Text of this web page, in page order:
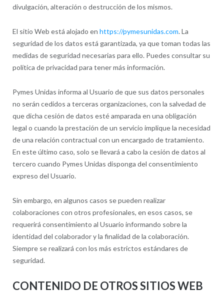
divulgación, alteración o destrucción de los mismos.
El sitio Web está alojado en https://pymesunidas.com. La
seguridad de los datos está garantizada, ya que toman todas las
medidas de seguridad necesarias para ello. Puedes consultar su
política de privacidad para tener más información.
Pymes Unidas informa al Usuario de que sus datos personales
no serán cedidos a terceras organizaciones, con la salvedad de
que dicha cesión de datos esté amparada en una obligación
legal o cuando la prestación de un servicio implique la necesidad
de una relación contractual con un encargado de tratamiento.
En este último caso, solo se llevará a cabo la cesión de datos al
tercero cuando Pymes Unidas disponga del consentimiento
expreso del Usuario.
Sin embargo, en algunos casos se pueden realizar
colaboraciones con otros profesionales, en esos casos, se
requerirá consentimiento al Usuario informando sobre la
identidad del colaborador y la finalidad de la colaboración.
Siempre se realizará con los más estrictos estándares de
seguridad.
CONTENIDO DE OTROS SITIOS WEB